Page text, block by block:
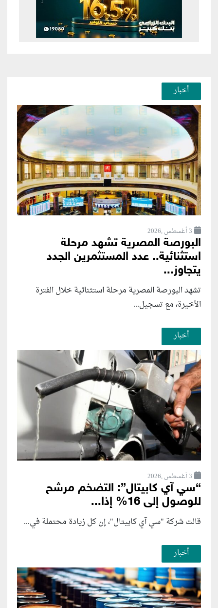
أخبار
3 أغسطس ,2026
البورصة المصرية تشهد مرحلة
استثنائية.. عدد المستثمرين الجدد
يتجاوز...
تشهد البورصة المصرية مرحلة استثنائية خلال الفترة
الأخيرة، مع تسجيل...
أخبار
3 أغسطس ,2026
“سي آي كابيتال”: التضخم مرشح
للوصول إلى 16% إذا...
قالت شركة "سي آي كابيتال"، إن كل زيادة محتملة في...
أخبار